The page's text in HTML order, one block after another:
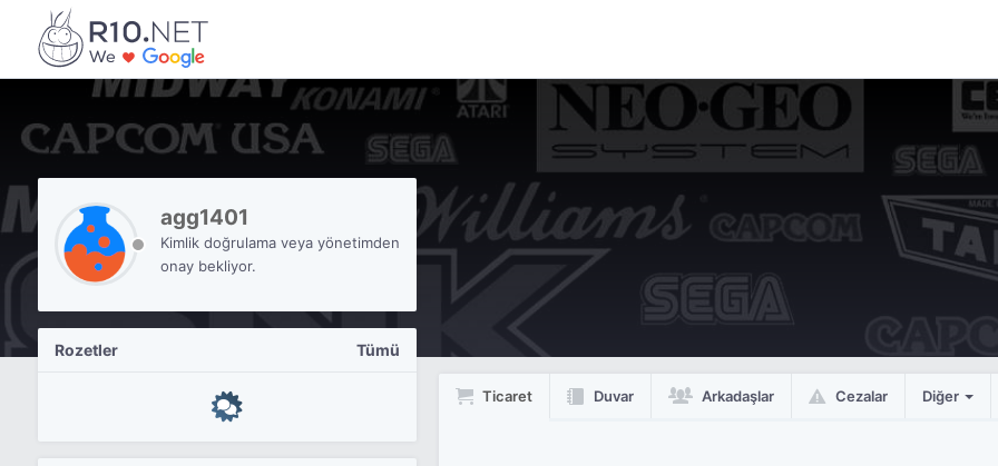
agg1401
Kimlik doğrulama veya yönetimden
onay bekliyor.
Rozetler Tümü
Ticaret Duvar Arkadaşlar Cezalar Diğer